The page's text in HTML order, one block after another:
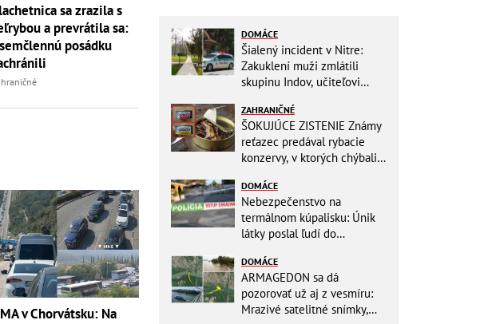
sa zrazila s
a prevrátila sa:
posádku
v Chorvátsku: Na
DOMÁCE
Šialený incident v Nitre:
Zakuklení muži zmlátili
skupinu Indov, učiteľovi
tvár!
ZAHRANIČNÉ
ŠOKUJÚCE ZISTENIE Známy
reťazec predával rybacie
konzervy, v ktorých chýbali
aj vy
DOMÁCE
Nebezpečenstvo na
termálnom kúpalisku: Únik
látky poslal ľudí do
vyšetrovanie
DOMÁCE
ARMAGEDON sa dá
pozorovať už aj z vesmíru:
Mrazivé satelitné snímky,